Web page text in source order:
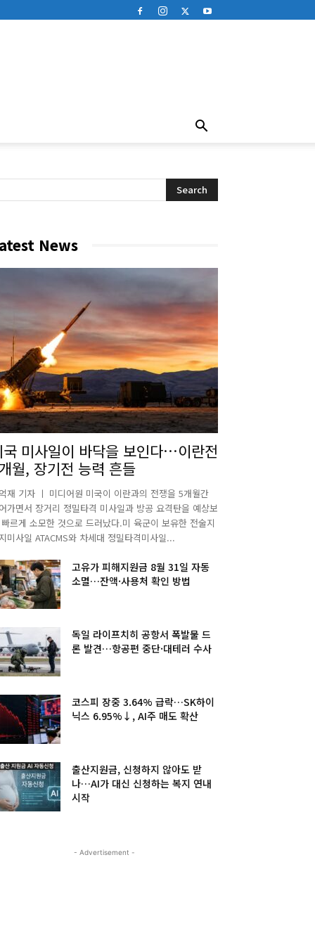
News
국 미사일이 바닥을 보인다…이란전
월, 장기전 능력 흔들
재 기자 ㅣ 미디어원 미국이 이란과의 전쟁을 5개월간
가면서 장거리 정밀타격 미사일과 방공 요격탄을 예상보
르게 소모한 것으로 드러났다.미 육군이 보유한 전술지
미사일 ATACMS와 차세대 정밀타격미사일...
고유가 피해지원금 8월 31일 자동
소멸…잔액·사용처 확인 방법
독일 라이프치히 공항서 폭발물 드
론 발견…항공편 중단·대테러 수사
코스피 장중 3.64% 급락…SK하이
닉스 6.95%↓, AI주 매도 확산
출산지원금, 신청하지 않아도 받
나…AI가 대신 신청하는 복지 연내
시작
- Advertisement -